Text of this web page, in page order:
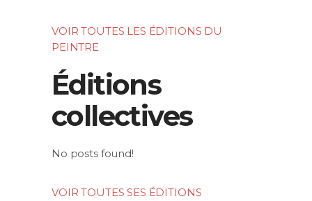
VOIR TOUTES LES ÉDITIONS DU
PEINTRE
Éditions
collectives
No posts found!
VOIR TOUTES SES ÉDITIONS